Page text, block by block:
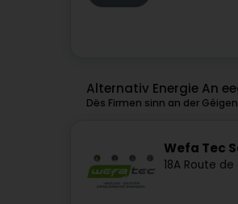
Alternativ Energie An
Dës Firmen sinn an der
Wefa Tec
18A Route